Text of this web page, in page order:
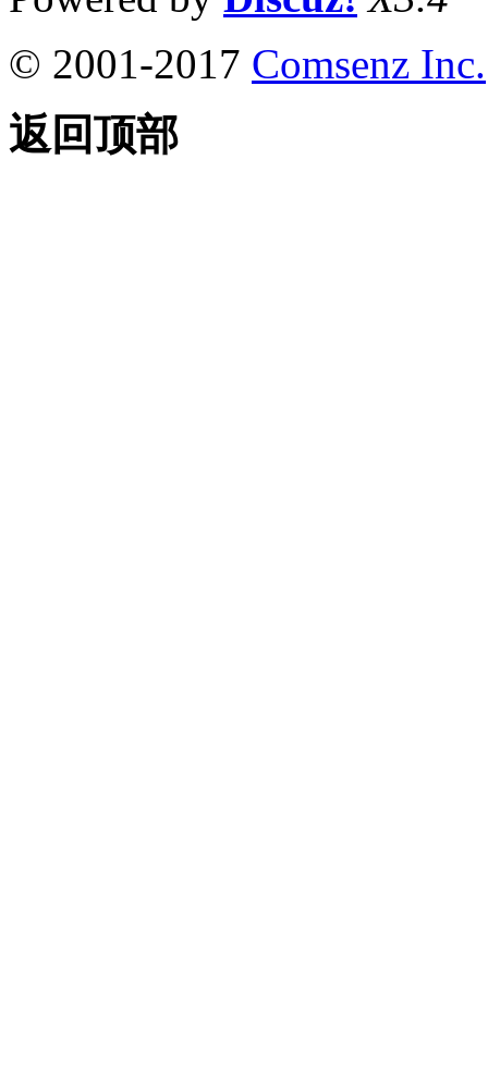
© 2001-2017 Comsenz Inc.
返回顶部